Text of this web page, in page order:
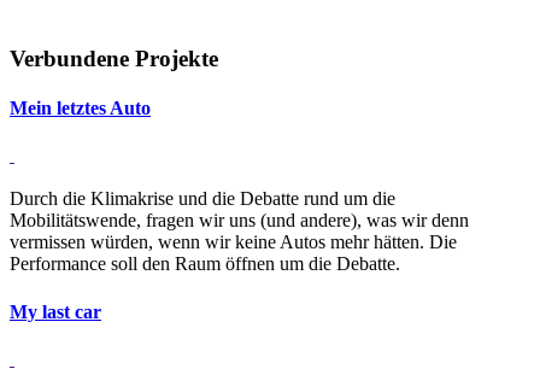
Verbundene Projekte
Mein letztes Auto
Durch die Klimakrise und die Debatte rund um die
Mobilitätswende, fragen wir uns (und andere), was wir denn
vermissen würden, wenn wir keine Autos mehr hätten. Die
Performance soll den Raum öffnen um die Debatte.
My last car